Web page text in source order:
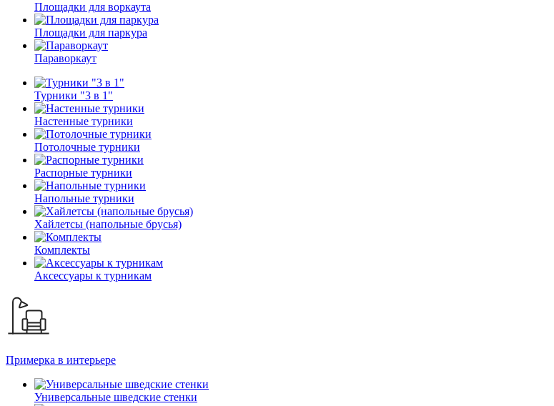
Площадки для воркаута
Площадки для паркура
Параворкаут
Турники "3 в 1"
Настенные турники
Потолочные турники
Распорные турники
Напольные турники
Хайлетсы (напольные брусья)
Комплекты
Аксессуары к турникам
Примерка в интерьере
Универсальные шведские стенки